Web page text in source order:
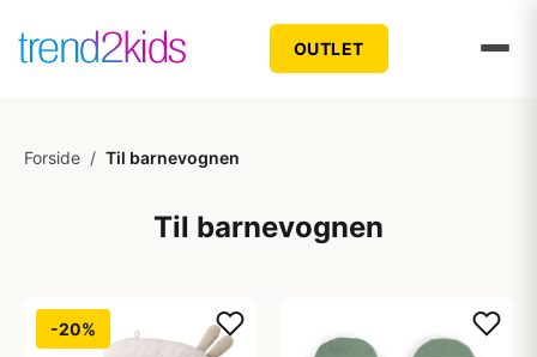
OUTLET
Forside / Til barnevognen
Til barnevognen
-20%